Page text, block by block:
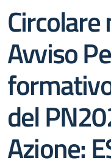
Avviso
del
Azione: